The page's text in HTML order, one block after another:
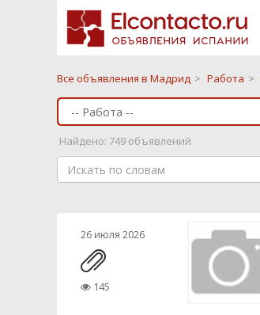
Все объявления в Мадрид > Работа >
Найдено: 749 объявлений
26 июля 2026
145